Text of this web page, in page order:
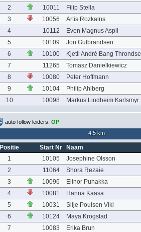
2
10011
Filip Stella
3
10056
Artis Rozkalns
4
10112
Even Magnus Aspli
5
10109
Jon Gulbrandsen
6
10100
Kjetil André Bang
7
11265
Tomasz Danielkiewicz
8
10080
Peter Hoffmann
9
10104
Philip Ahlberg
10
10098 Markus Lindheim Karlsmyr
auto follow leiders: OP
4,5 km
Positie Start Nr
Naam
1
10105
Josephine Olsson
2
11064
Shora Rezaie
3
10096
Elinor Puhakka
4
10081
Hanna Kaasa
5
10031
Silje Poulsen Viki
6
10124
Maya Krogstad
7
10083
Erika Brun